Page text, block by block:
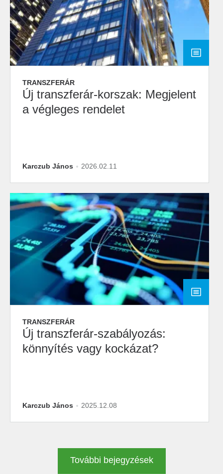
TRANSZFERÁR
Új transzferár-korszak: Megjelent
a végleges rendelet
Karczub János 2026.02.11
TRANSZFERÁR
Új transzferár-szabályozás:
könnyítés vagy kockázat?
Karczub János 2025.12.08
További bejegyzések